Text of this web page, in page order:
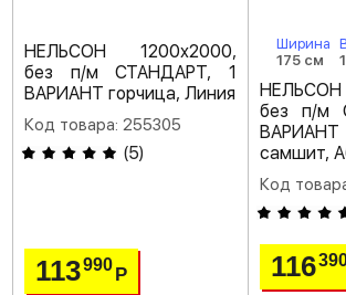
НЕЛЬСОН 1200х2000,
без п/м СТАНДАРТ, 1
ВАРИАНТ горчица, Линия
Код товара: 255305
(5)
113990Р
Ширина
175 см
без п/м
самшит,
Код
116